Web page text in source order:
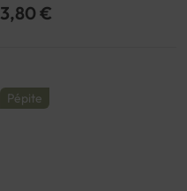
3,80 €
Pépite